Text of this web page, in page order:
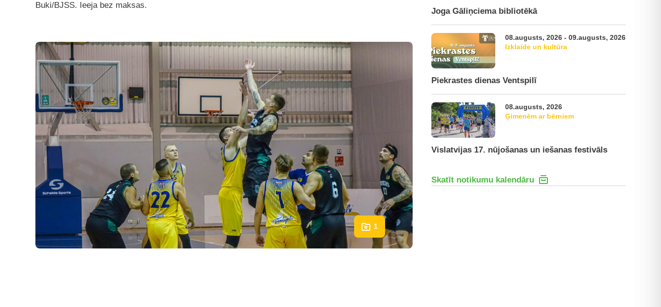
Buki/BJSS. Ieeja bez maksas.
1
Joga Gāliņciema bibliotēkā
08.augusts, 2026 - 09.augusts, 2026
Izklaide un kultūra
Piekrastes dienas Ventspilī
08.augusts, 2026
Ģimenēm ar bērniem
Vislatvijas 17. nūjošanas un iešanas festivāls
Skatīt notikumu kalendāru